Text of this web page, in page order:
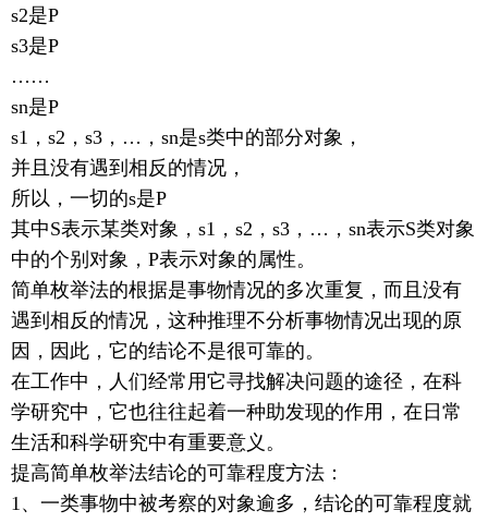
s2是P
s3是P
……
sn是P
s1，s2，s3，…，sn是s类中的部分对象，
并且没有遇到相反的情况，
所以，一切的s是P
其中S表示某类对象，s1，s2，s3，…，sn表示S类对象
中的个别对象，P表示对象的属性。
简单枚举法的根据是事物情况的多次重复，而且没有
遇到相反的情况，这种推理不分析事物情况出现的原
因，因此，它的结论不是很可靠的。
在工作中，人们经常用它寻找解决问题的途径，在科
学研究中，它也往往起着一种助发现的作用，在日常
生活和科学研究中有重要意义。
提高简单枚举法结论的可靠程度方法：
1、一类事物中被考察的对象逾多，结论的可靠程度就